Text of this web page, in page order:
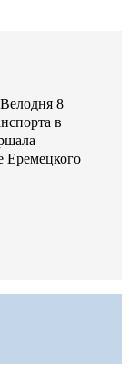
8
в
Еремецкого